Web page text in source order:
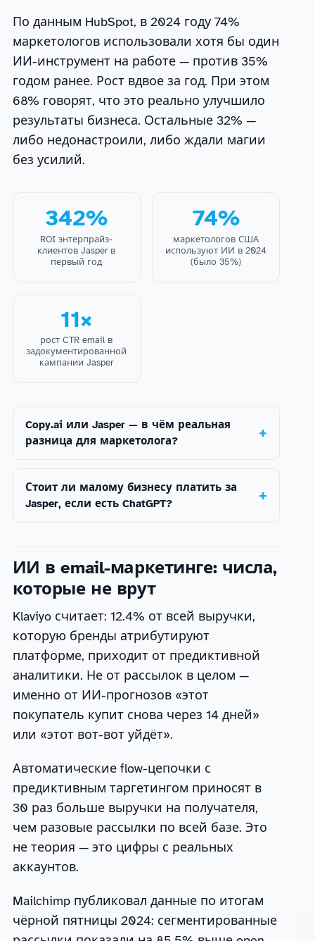
По данным HubSpot, в 2024 году 74%
маркетологов использовали хотя бы один
ИИ-инструмент на работе — против 35%
годом ранее. Рост вдвое за год. При этом
68% говорят, что это реально улучшило
результаты бизнеса. Остальные 32% —
либо недонастроили, либо ждали магии
без усилий.
342%
ROI энтерпрайз-
клиентов Jasper в
первый год
74%
маркетологов США
используют ИИ в 2024
(было 35%)
11×
рост CTR email в
задокументированной
кампании Jasper
Copy.ai или Jasper — в чём реальная
разница для маркетолога?
Стоит ли малому бизнесу платить за
Jasper, если есть ChatGPT?
ИИ в email-маркетинге: числа,
которые не врут
Klaviyo считает: 12.4% от всей выручки,
которую бренды атрибутируют
платформе, приходит от предиктивной
аналитики. Не от рассылок в целом —
именно от ИИ-прогнозов «этот
покупатель купит снова через 14 дней»
или «этот вот-вот уйдёт».
Автоматические flow-цепочки с
предиктивным таргетингом приносят в
30 раз больше выручки на получателя,
чем разовые рассылки по всей базе. Это
не теория — это цифры с реальных
аккаунтов.
Mailchimp публиковал данные по итогам
чёрной пятницы 2024: сегментированные